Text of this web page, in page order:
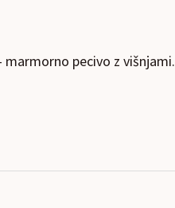
pecivo z višnjami.